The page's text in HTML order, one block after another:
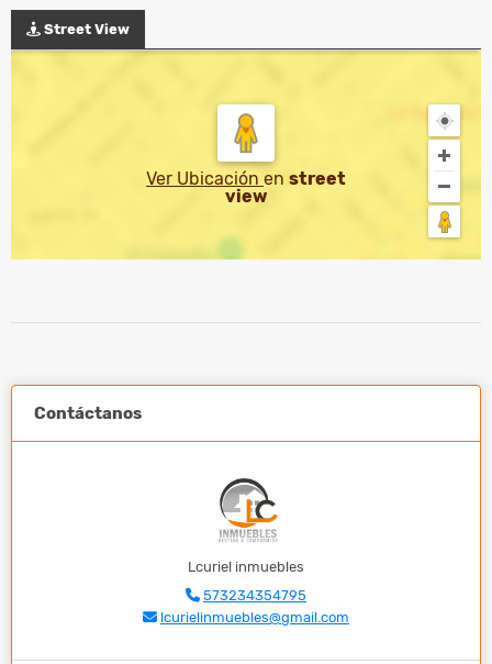
Street View
Ver Ubicación en street
view
Contáctanos
Lcuriel inmuebles
573234354795
lcurielinmuebles@gmail.com